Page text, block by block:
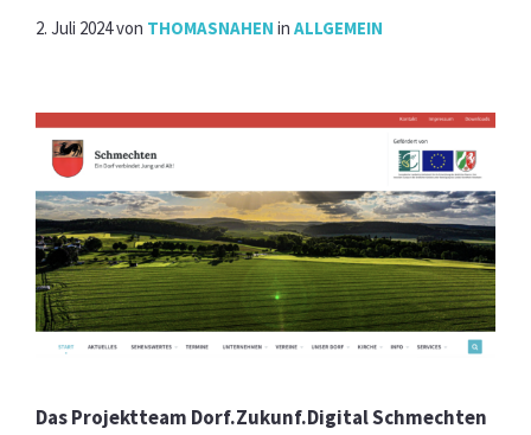
2. Juli 2024von THOMASNAHEN in ALLGEMEIN
Das Projektteam Dorf.Zukunf.Digital Schmechten